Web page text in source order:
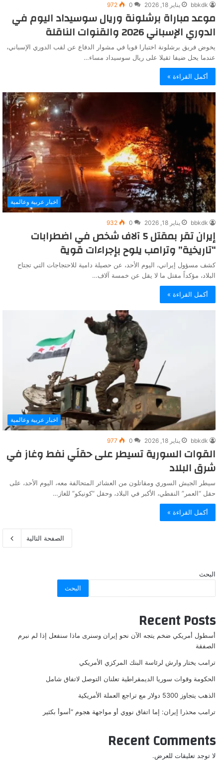
bbkdk يناير 18, 2026 0
972
موعد مباراة برشلونة وريال سوسيداد اليوم في
الدوري الإسباني 2026 والقنوات الناقلة
يخوض فريق برشلونة اختبارا قويا في مشوار الدفاع عن لقب الدوري الإسباني،
عندما يحل ضيفا ثقيلا على ريال سوسيداد مساء…
أكمل القراءة »
اخبار عربية وعالمية
bbkdk يناير 18, 2026 0
932
إيران تقر بمقتل 5 آلاف شخص في اضطرابات
“تاريخية” وترامب يلوح بإجراءات قوية
كشف مسؤول إيراني، اليوم الأحد، عن حصيلة دامية للاحتجاجات التي تجتاح
البلاد، مؤكداً مقتل ما لا يقل عن خمسة آلاف…
أكمل القراءة »
اخبار عربية وعالمية
bbkdk يناير 18, 2026 0
977
القوات السورية تسيطر على حقلَي نفط وغاز في
شرق البلاد
سيطر الجيش السوري ومقاتلون من العشائر المتحالفة معه، اليوم الأحد، على
حقل “العمر” النفطي، الأكبر في البلاد، وحقل “كونيكو” للغاز…
أكمل القراءة »
الصفحة التالية
البحث
البحث
Recent Posts
أسطول أمريكي ضخم يتجه الآن نحو إيران وسنرى ماذا سنفعل إذا لم نبرم
الصفقة
ترامب يختار وارش لرئاسة البنك المركزي الأمريكي
الحكومة وقوات سوريا الديمقراطية تعلنان التوصل لاتفاق شامل
الذهب يتجاوز 5300 دولار مع تراجع العملة الأمريكية
ترامب محذرا إيران: إما اتفاق نووي أو مواجهة هجوم “أسوأ بكثير
Recent Comments
لا توجد تعليقات للعرض.